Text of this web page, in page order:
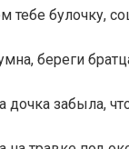
тебе булочку,
береги
дочка забыла,